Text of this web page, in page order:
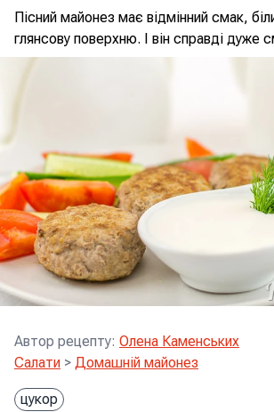
Пісний майонез має відмінний смак,
глянсову поверхню. І він справді дуже
Автор рецепту: Олена Каменських
Салати > Домашній майонез
цукор